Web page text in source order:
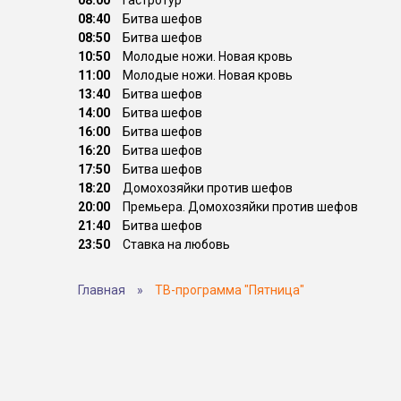
08:40
Битва шефов
08:50
Битва шефов
10:50
Молодые ножи. Новая кровь
11:00
Молодые ножи. Новая кровь
13:40
Битва шефов
14:00
Битва шефов
16:00
Битва шефов
16:20
Битва шефов
17:50
Битва шефов
18:20
Домохозяйки против шефов
20:00
Премьера. Домохозяйки против шефов
21:40
Битва шефов
23:50
Ставка на любовь
Главная » ТВ-программа "Пятница"